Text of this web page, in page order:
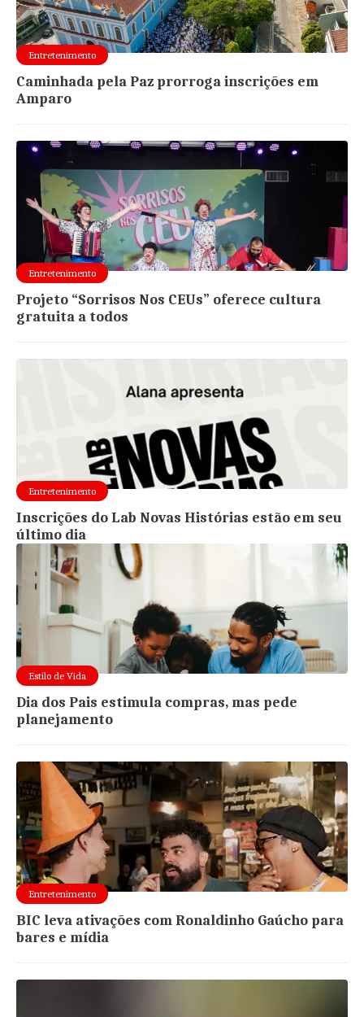
Entretenimento
Caminhada pela Paz prorroga inscrições em
Amparo
Entretenimento
Projeto “Sorrisos Nos CEUs” oferece cultura
gratuita a todos
Entretenimento
Inscrições do Lab Novas Histórias estão em seu
último dia
Estilo de Vida
Dia dos Pais estimula compras, mas pede
planejamento
Entretenimento
BIC leva ativações com Ronaldinho Gaúcho para
bares e mídia